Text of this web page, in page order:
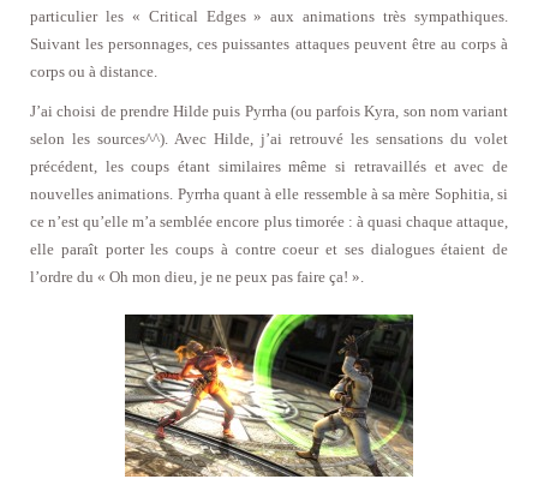
particulier les « Critical Edges » aux animations très sympathiques.
Suivant les personnages, ces puissantes attaques peuvent être au corps à
corps ou à distance.
J’ai choisi de prendre Hilde puis Pyrrha (ou parfois Kyra, son nom variant
selon les sources^^). Avec Hilde, j’ai retrouvé les sensations du volet
précédent, les coups étant similaires même si retravaillés et avec de
nouvelles animations. Pyrrha quant à elle ressemble à sa mère Sophitia, si
ce n’est qu’elle m’a semblée encore plus timorée : à quasi chaque attaque,
elle paraît porter les coups à contre coeur et ses dialogues étaient de
l’ordre du « Oh mon dieu, je ne peux pas faire ça! ».